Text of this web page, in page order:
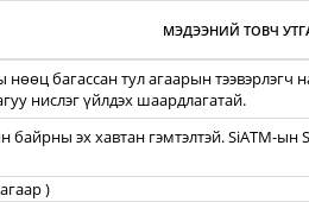
МЭДЭЭНИЙ ТОВЧ
багассан тул агаарын тээвэрлэгч
нислэг үйлдэх шаардлагатай.
эх хавтан гэмтэлтэй. SiATM-
)